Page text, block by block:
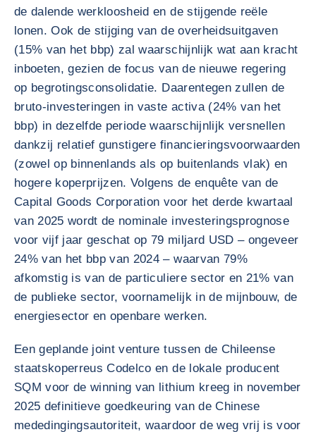
de dalende werkloosheid en de stijgende reële
lonen. Ook de stijging van de overheidsuitgaven
(15% van het bbp) zal waarschijnlijk wat aan kracht
inboeten, gezien de focus van de nieuwe regering
op begrotingsconsolidatie. Daarentegen zullen de
bruto-investeringen in vaste activa (24% van het
bbp) in dezelfde periode waarschijnlijk versnellen
dankzij relatief gunstigere financieringsvoorwaarden
(zowel op binnenlands als op buitenlands vlak) en
hogere koperprijzen. Volgens de enquête van de
Capital Goods Corporation voor het derde kwartaal
van 2025 wordt de nominale investeringsprognose
voor vijf jaar geschat op 79 miljard USD – ongeveer
24% van het bbp van 2024 – waarvan 79%
afkomstig is van de particuliere sector en 21% van
de publieke sector, voornamelijk in de mijnbouw, de
energiesector en openbare werken.
Een geplande joint venture tussen de Chileense
staatskoperreus Codelco en de lokale producent
SQM voor de winning van lithium kreeg in november
2025 definitieve goedkeuring van de Chinese
mededingingsautoriteit, waardoor de weg vrij is voor